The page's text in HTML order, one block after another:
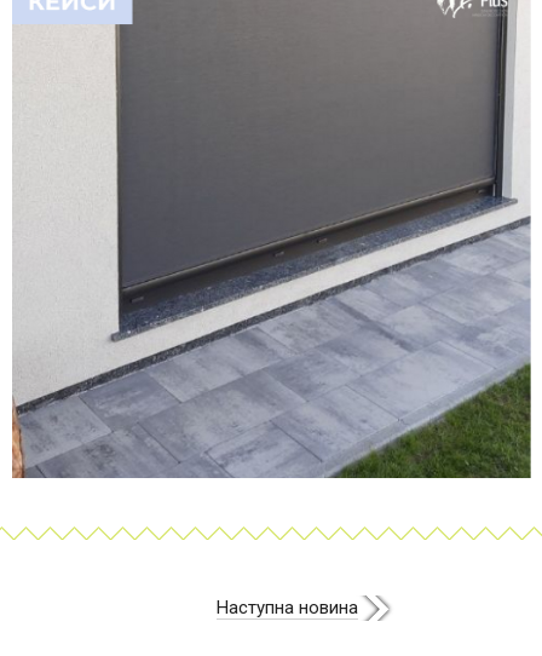
Наступна новина